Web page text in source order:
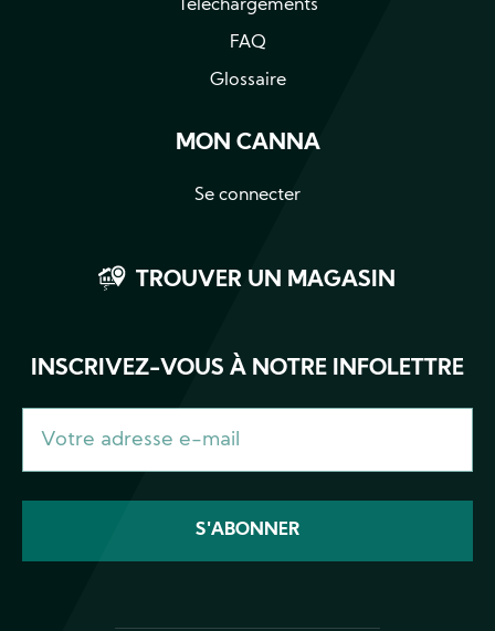
Téléchargements
FAQ
Glossaire
MON CANNA
Se connecter
TROUVER UN MAGASIN
INSCRIVEZ-VOUS À NOTRE INFOLETTRE